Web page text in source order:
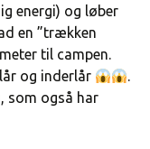
energi) og løber
en ”trækken
til campen.
og inderlår
.
som også har